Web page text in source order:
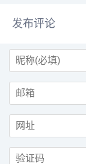
发布评论